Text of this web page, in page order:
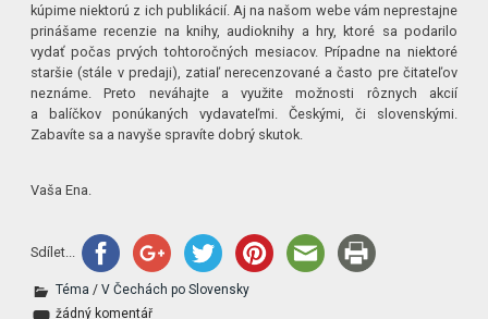
kúpime niektorú z ich publikácií. Aj na našom webe vám neprestajne
prinášame recenzie na knihy, audioknihy a hry, ktoré sa podarilo
vydať počas prvých tohtoročných mesiacov. Prípadne na niektoré
staršie (stále v predaji), zatiaľ nerecenzované a často pre čitateľov
neznáme. Preto neváhajte a využite možnosti rôznych akcií
a balíčkov ponúkaných vydavateľmi. Českými, či slovenskými.
Zabavíte sa a navyše spravíte dobrý skutok.
Vaša Ena.
Sdílet...
Téma /V Čechách po Slovensky
žádný komentář